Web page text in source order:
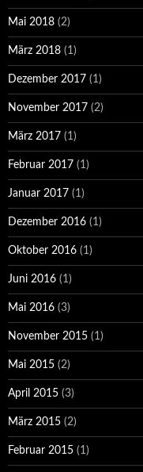
Mai 2018 (2)
März 2018 (1)
Dezember 2017 (1)
November 2017 (2)
März 2017 (1)
Februar 2017 (1)
Januar 2017 (1)
Dezember 2016 (1)
Oktober 2016 (1)
Juni 2016 (1)
Mai 2016 (3)
November 2015 (1)
Mai 2015 (2)
April 2015 (3)
März 2015 (2)
Februar 2015 (1)